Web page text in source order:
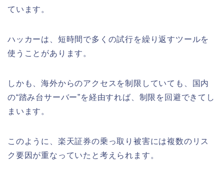
ています。
ハッカーは、短時間で多くの試行を繰り返すツールを
使うことがあります。
しかも、海外からのアクセスを制限していても、国内
の“踏み台サーバー”を経由すれば、制限を回避できてし
まいます。
このように、楽天証券の乗っ取り被害には複数のリス
ク要因が重なっていたと考えられます。